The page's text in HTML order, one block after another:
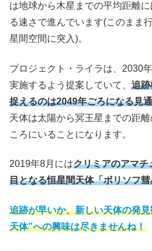
は地球から木星までの平均距離
る速さで進んでいます(このまま
星間空間に突入)。
プロジェクト・ライラは、2030
実施するよう提案していて、 追
捉えるのは2049年ごろになる見
天体は太陽から冥王星までの距
ころにいることになります。
2019年8月にはクリミアのアマチ
目となる恒星間天体「ボリソフ
追跡が早いか、新しい天体の発
天体”への興味は尽きませんね！